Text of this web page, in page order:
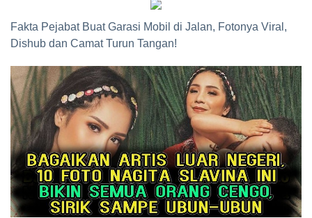
Fakta Pejabat Buat Garasi Mobil di Jalan, Fotonya Viral,
Dishub dan Camat Turun Tangan!